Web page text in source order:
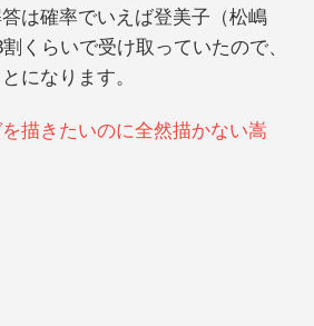
は確率でいえば登美子（松嶋
くらいで受け取っていたので、
になります。
を描きたいのに全然描かない嵩